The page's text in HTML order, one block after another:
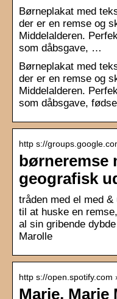
Børneplakat med
der er en remse og
Middelalderen.
som dåbsgave, …
Børneplakat med
der er en remse og
Middelalderen.
som dåbsgave,
http s://
børneremse
geografisk
tråden med el med
til at huske en
al sin gribende
Marolle
http s://open.spotify.com
Marie, Marie